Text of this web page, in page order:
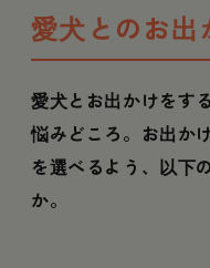
愛犬とのお出
愛犬とお出かけをす
悩みどころ。お出か
を選べるよう、以下
か。